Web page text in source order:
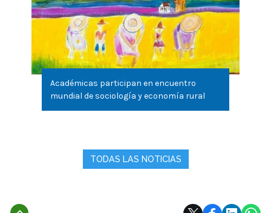
Académicas participan en encuentro
mundial de sociología y economía rural
TODAS LAS NOTICIAS
Subir